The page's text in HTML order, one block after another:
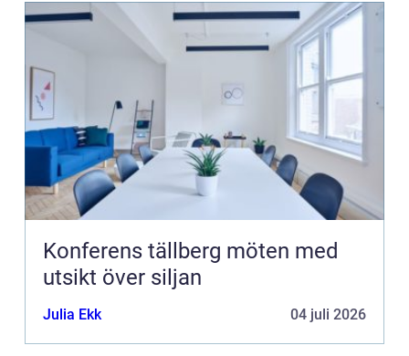
Konferens tällberg möten med
utsikt över siljan
Julia Ekk 04 juli 2026